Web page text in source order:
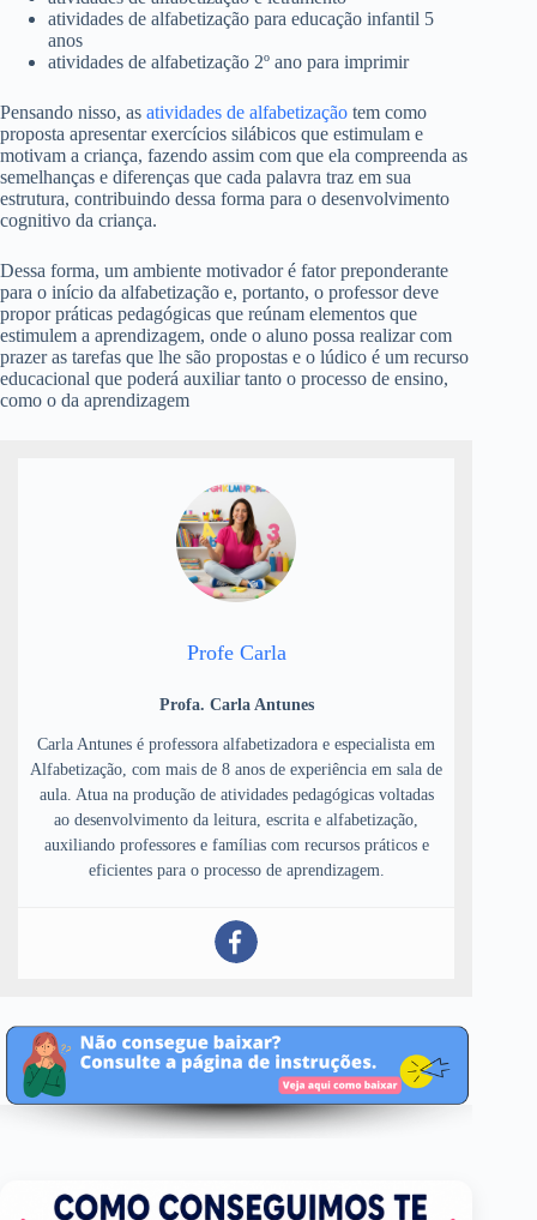
atividades de alfabetização para educação infantil 5
anos
atividades de alfabetização 2º ano para imprimir
Pensando nisso, as atividades de alfabetização tem como
proposta apresentar exercícios silábicos que estimulam e
motivam a criança, fazendo assim com que ela compreenda as
semelhanças e diferenças que cada palavra traz em sua
estrutura, contribuindo dessa forma para o desenvolvimento
cognitivo da criança.
Dessa forma, um ambiente motivador é fator preponderante
para o início da alfabetização e, portanto, o professor deve
propor práticas pedagógicas que reúnam elementos que
estimulem a aprendizagem, onde o aluno possa realizar com
prazer as tarefas que lhe são propostas e o lúdico é um recurso
educacional que poderá auxiliar tanto o processo de ensino,
como o da aprendizagem
Profe Carla
Profa. Carla Antunes
Carla Antunes é professora alfabetizadora e especialista em
Alfabetização, com mais de 8 anos de experiência em sala de
aula. Atua na produção de atividades pedagógicas voltadas
ao desenvolvimento da leitura, escrita e alfabetização,
auxiliando professores e famílias com recursos práticos e
eficientes para o processo de aprendizagem.